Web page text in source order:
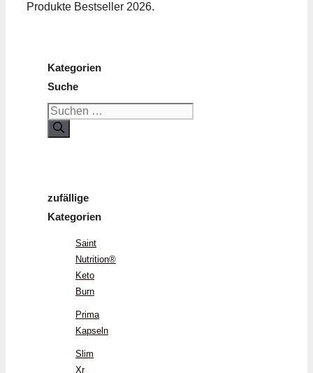
Produkte Bestseller 2026.
Kategorien
Suche
Suchen
nach:
zufällige
Kategorien
Saint
Nutrition®
Keto
Burn
Prima
Kapseln
Slim
Xr